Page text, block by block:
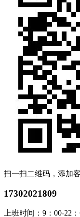
扫一扫二维码，添加
17302021809
上班时间：9：00-22